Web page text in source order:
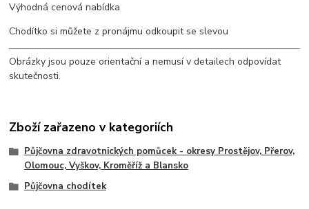
Výhodná cenová nabídka
Chodítko si můžete z pronájmu odkoupit se slevou
Obrázky jsou pouze orientační a nemusí v detailech odpovídat
skutečnosti.
Zboží zařazeno v kategoriích
Půjčovna zdravotnických pomůcek - okresy Prostějov, Přerov,
Olomouc, Vyškov, Kroměříž a Blansko
Půjčovna chodítek